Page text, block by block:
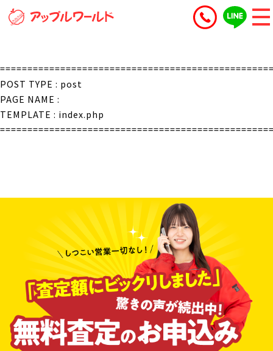
POST TYPE : post
PAGE NAME :
TEMPLATE : index.php